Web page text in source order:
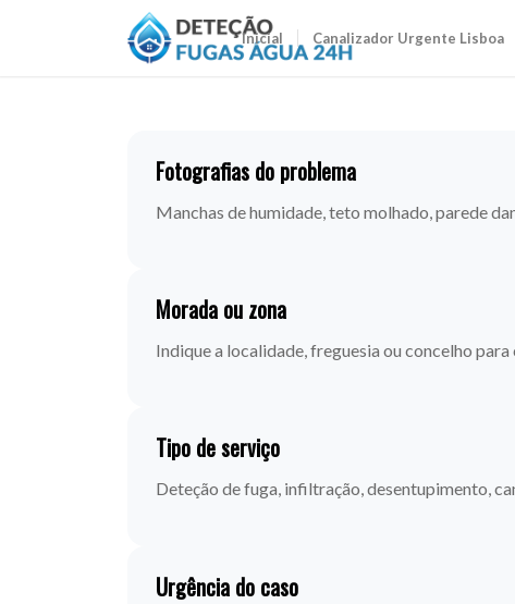
Inicial Canalizador Urgente Lisboa
Fotografias do problema
Manchas de humidade, teto molhado, parede
Morada ou zona
Indique a localidade, freguesia ou concelho
Tipo de serviço
Deteção de fuga, infiltração, desentupimento,
Urgência do caso